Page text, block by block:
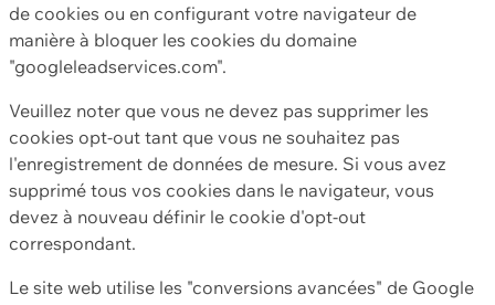
de cookies ou en configurant votre navigateur de
manière à bloquer les cookies du domaine
"googleleadservices.com".
Veuillez noter que vous ne devez pas supprimer les
cookies opt-out tant que vous ne souhaitez pas
l'enregistrement de données de mesure. Si vous avez
supprimé tous vos cookies dans le navigateur, vous
devez à nouveau définir le cookie d'opt-out
correspondant.
Le site web utilise les "conversions avancées" de Google